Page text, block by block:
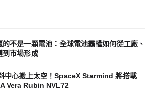
的不是一顆電池：全球電池霸權如何從工廠、
到市場形成
中心搬上太空！SpaceX Starmind 將搭載
Vera Rubin NVL72